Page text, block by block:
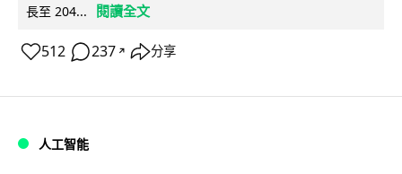
長至 204...
閱讀全文
512 237 ↗ 分享
人工智能